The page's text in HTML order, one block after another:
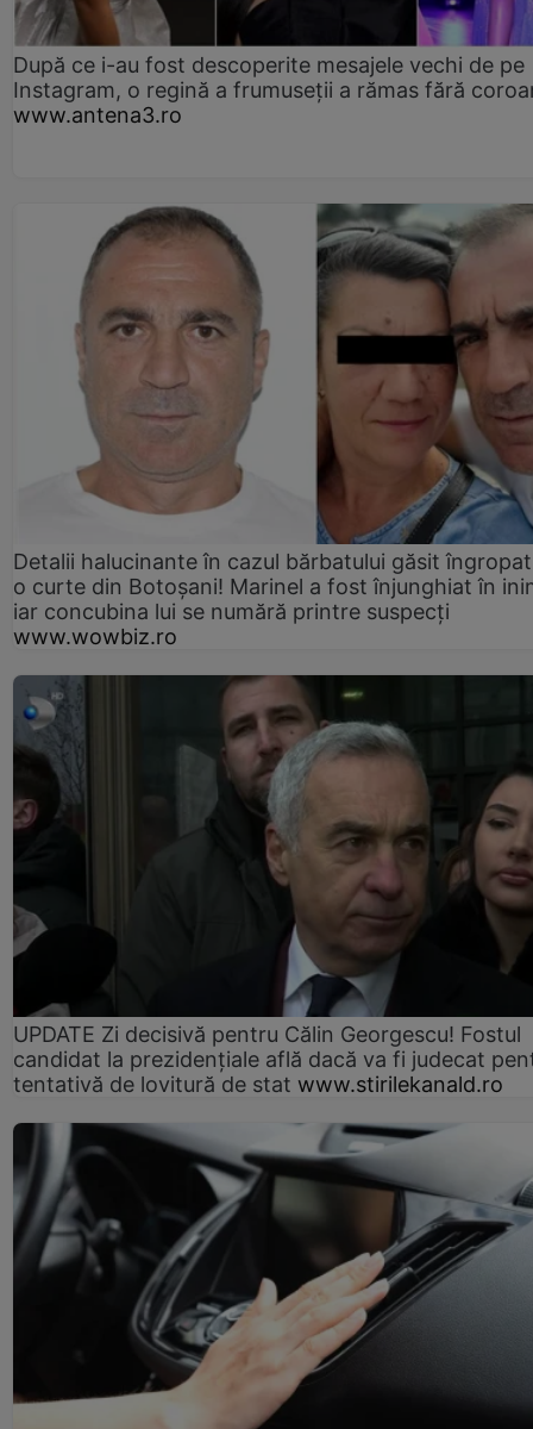
După ce i-au fost descoperite mesajele vechi de pe
Instagram, o regină a frumuseții a rămas fără
www.antena3.ro
Detalii halucinante în cazul bărbatului găsit
o curte din Botoșani! Marinel a fost înjunghiat în
iar concubina lui se numără printre suspecți
www.wowbiz.ro
UPDATE Zi decisivă pentru Călin Georgescu! Fostul
candidat la prezidențiale află dacă va fi judecat
tentativă de lovitură de stat www.stirilekanald.ro